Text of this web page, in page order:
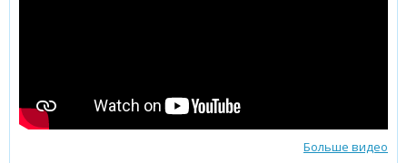
Больше видео